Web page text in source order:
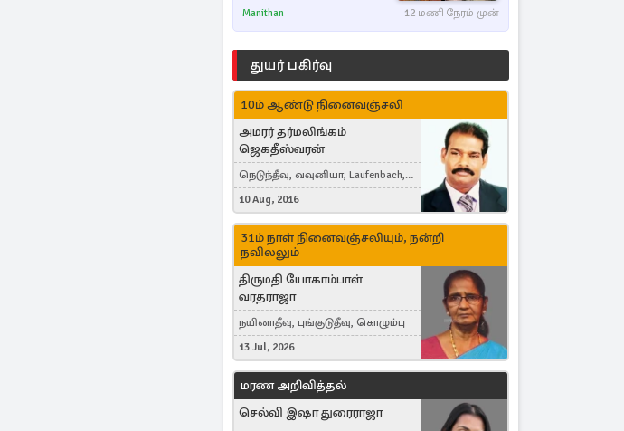
Manithan 12 மணி நேரம் முன்
துயர் பகிர்வு
10ம் ஆண்டு நினைவஞ்சலி
அமரர் தர்மலிங்கம்
ஜெகதீஸ்வரன்
நெடுந்தீவு, வவுனியா, Laufenbach,
Switzerland
10 Aug, 2016
31ம் நாள் நினைவஞ்சலியும், நன்றி
நவிலலும்
திருமதி யோகாம்பாள்
வரதராஜா
நயினாதீவு, புங்குடுதீவு, கொழும்பு
13 Jul, 2026
மரண அறிவித்தல்
செல்வி இஷா துரைராஜா